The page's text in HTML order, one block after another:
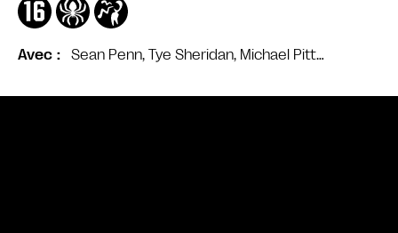
Avec Sean Penn, Tye Sheridan, Michael Pitt…